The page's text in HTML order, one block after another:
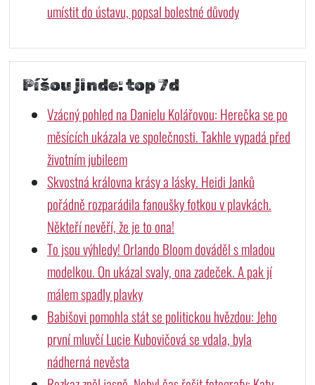
umístit do ústavu, popsal bolestné důvody
Píšou jinde: top 7d
Vzácný pohled na Danielu Kolářovou: Herečka se po
měsících ukázala ve společnosti. Takhle vypadá před
životním jubileem
Skvostná královna krásy a lásky. Heidi Janků
pořádně rozparádila fanoušky fotkou v plavkách.
Někteří nevěří, že je to ona!
To jsou výhledy! Orlando Bloom dováděl s mladou
modelkou. On ukázal svaly, ona zadeček. A pak jí
málem spadly plavky
Babišovi pomohla stát se politickou hvězdou: Jeho
první mluvčí Lucie Kubovičová se vdala, byla
nádherná nevěsta